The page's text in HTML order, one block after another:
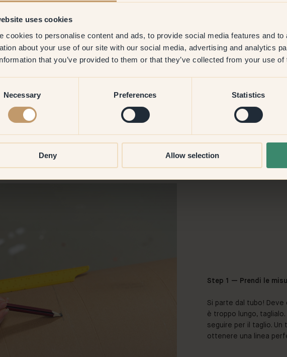
uses cookies
cookies to personalise content and ads, to provide social media features and
about your use of our site with our social media, advertising and analytics
that you’ve provided to them or that they’ve collected from your use
Necessary Preferences Statistics
Deny Allow selection
25 cm
alternativo
abrasivo
Step 1 — Prendi le
Si parte dal tubo!
è troppo lungo,
seguire per il taglio.
ottenere una linea